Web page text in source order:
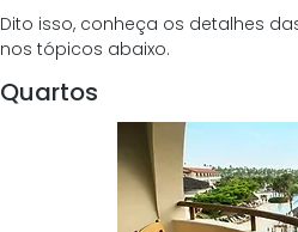
Dito isso, conheça os detalhes
nos tópicos abaixo.
Quartos